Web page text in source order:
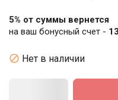
5% от суммы вернется
на ваш бонусный счет -
 Нет в наличии